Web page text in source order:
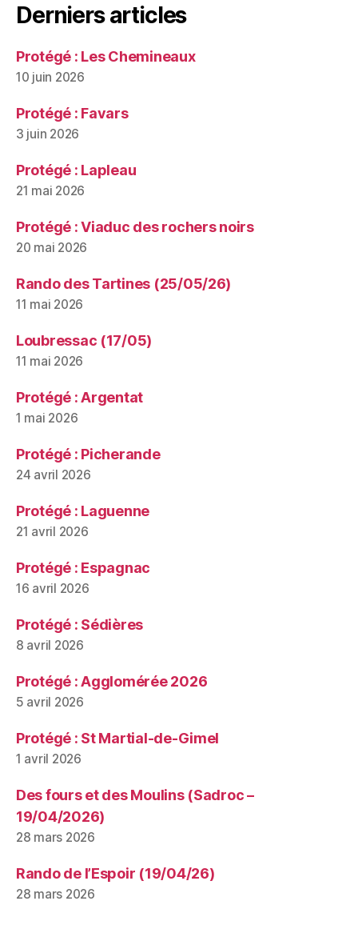
Derniers articles
Protégé : Les Chemineaux
10 juin 2026
Protégé : Favars
3 juin 2026
Protégé : Lapleau
21 mai 2026
Protégé : Viaduc des rochers noirs
20 mai 2026
Rando des Tartines (25/05/26)
11 mai 2026
Loubressac (17/05)
11 mai 2026
Protégé : Argentat
1 mai 2026
Protégé : Picherande
24 avril 2026
Protégé : Laguenne
21 avril 2026
Protégé : Espagnac
16 avril 2026
Protégé : Sédières
8 avril 2026
Protégé : Agglomérée 2026
5 avril 2026
Protégé : St Martial-de-Gimel
1 avril 2026
Des fours et des Moulins (Sadroc –
19/04/2026)
28 mars 2026
Rando de l’Espoir (19/04/26)
28 mars 2026